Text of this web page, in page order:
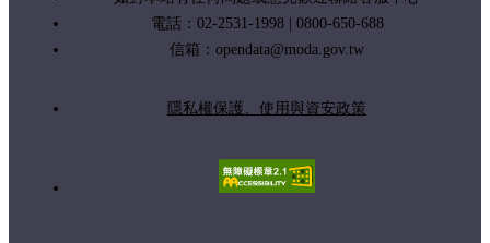
電話：02-2531-1998 | 0800-650-688
信箱： opendata@moda.gov.tw
隱私權保護、使用與資安政策